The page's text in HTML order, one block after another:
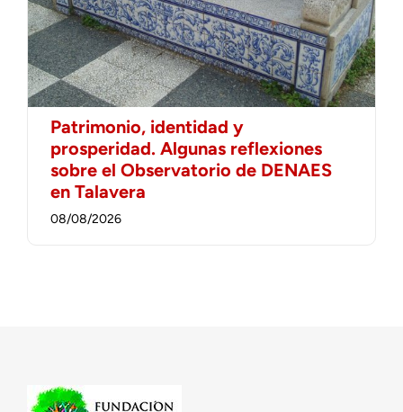
Patrimonio, identidad y
prosperidad. Algunas reflexiones
sobre el Observatorio de DENAES
en Talavera
08/08/2026